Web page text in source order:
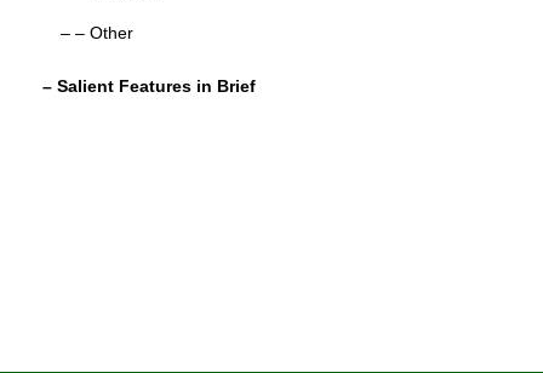
– – Other
– Salient Features in Brief